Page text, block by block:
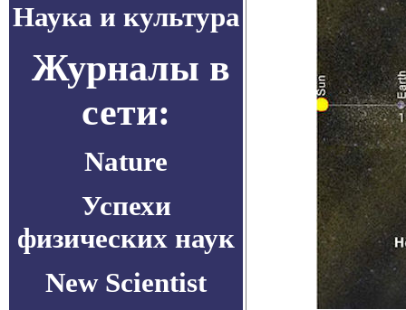
Наука и культура
Журналы в
сети:
Nature
Успехи
физических наук
New Scientist